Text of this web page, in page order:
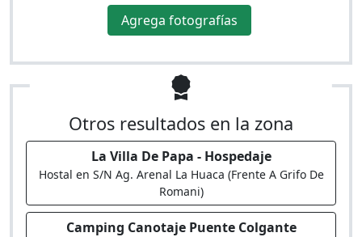
Agrega fotografías
Otros resultados en la zona
La Villa De Papa - Hospedaje
Hostal en S/N Ag. Arenal La Huaca (Frente A Grifo De
Romani)
Camping Canotaje Puente Colgante